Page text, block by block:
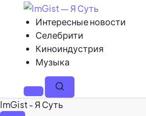
Интересные новости
Селебрити
Киноиндустрия
Музыка
МенюПоиск
ImGist - Я Суть